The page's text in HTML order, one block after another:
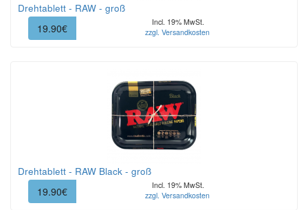
Drehtablett - RAW - groß
19.90€
Incl. 19% MwSt.
zzgl. Versandkosten
Drehtablett - RAW Black - groß
19.90€
Incl. 19% MwSt.
zzgl. Versandkosten